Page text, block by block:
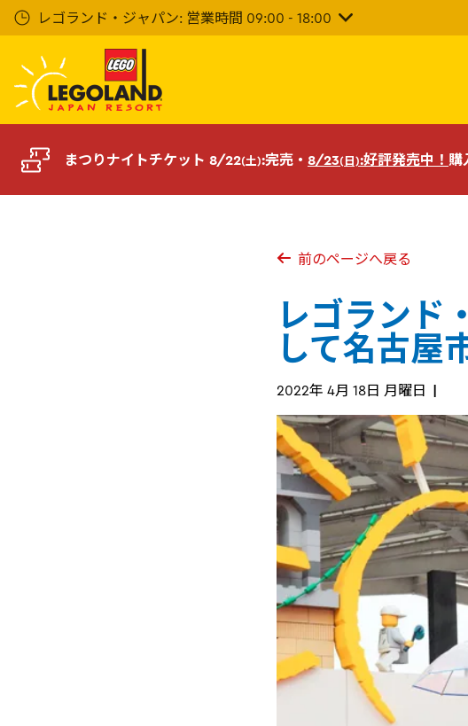
イ
レゴランド・ジャパン: 営業時間 09:00 - 18:00
まつりナイトチケット 8/22(土):完売・ 8/23(日):好評発売中！ 購
前のページへ戻る
レゴランド
して名古屋
2022年 4月 18日 月曜日